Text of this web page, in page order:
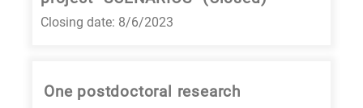
Closing date: 8/6/2023
One postdoctoral research